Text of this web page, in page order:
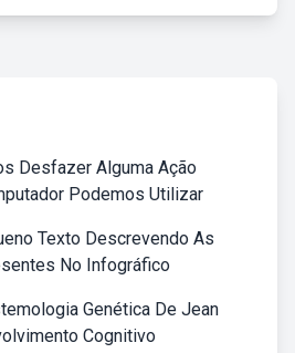
Desfazer Alguma Ação
Podemos Utilizar
Texto Descrevendo As
No Infográfico
Genética De Jean
Cognitivo